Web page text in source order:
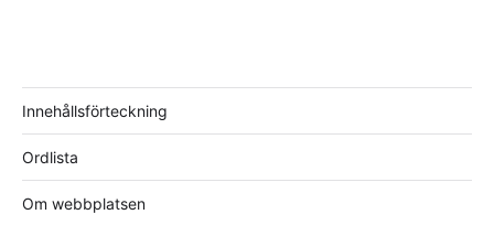
Innehållsförteckning
Ordlista
Om webbplatsen